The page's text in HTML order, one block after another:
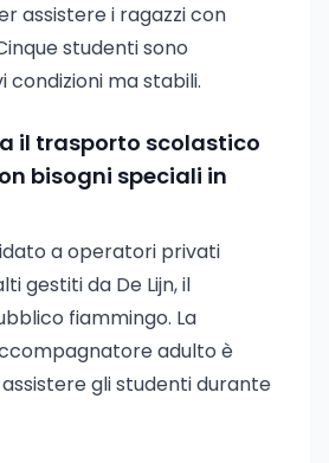
assistere i ragazzi con
studenti sono
condizioni ma stabili.
il trasporto scolastico
bisogni speciali in
a operatori privati
gestiti da De Lijn, il
fiammingo. La
adulto è
gli studenti durante